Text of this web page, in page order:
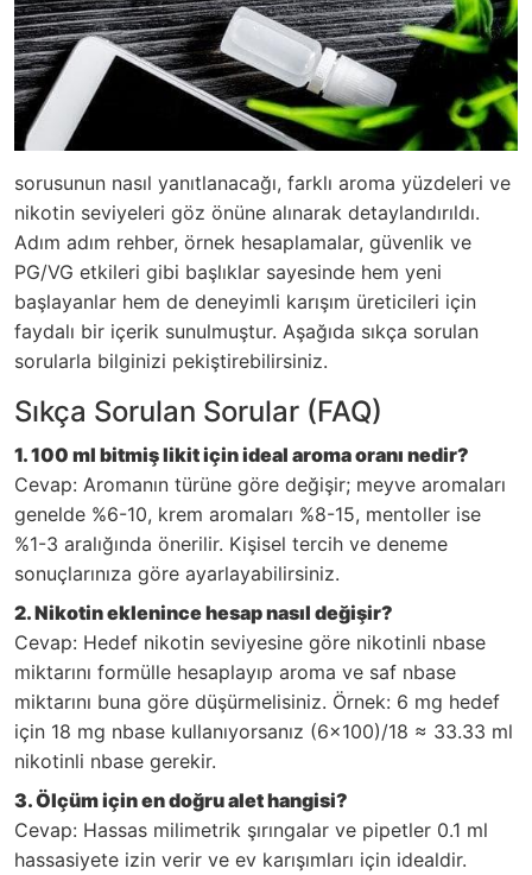
sorusunun nasıl yanıtlanacağı, farklı aroma yüzdeleri ve
nikotin seviyeleri göz önüne alınarak detaylandırıldı.
Adım adım rehber, örnek hesaplamalar, güvenlik ve
PG/VG etkileri gibi başlıklar sayesinde hem yeni
başlayanlar hem de deneyimli karışım üreticileri için
faydalı bir içerik sunulmuştur. Aşağıda sıkça sorulan
sorularla bilginizi pekiştirebilirsiniz.
Sıkça Sorulan Sorular (FAQ)
1. 100 ml bitmiş likit için ideal aroma oranı nedir?
Cevap: Aromanın türüne göre değişir; meyve aromaları
genelde %6-10, krem aromaları %8-15, mentoller ise
%1-3 aralığında önerilir. Kişisel tercih ve deneme
sonuçlarınıza göre ayarlayabilirsiniz.
2. Nikotin eklenince hesap nasıl değişir?
Cevap: Hedef nikotin seviyesine göre nikotinli nbase
miktarını formülle hesaplayıp aroma ve saf nbase
miktarını buna göre düşürmelisiniz. Örnek: 6 mg hedef
için 18 mg nbase kullanıyorsanız (6×100)/18 ≈ 33.33 ml
nikotinli nbase gerekir.
3. Ölçüm için en doğru alet hangisi?
Cevap: Hassas milimetrik şırıngalar ve pipetler 0.1 ml
hassasiyete izin verir ve ev karışımları için idealdir.